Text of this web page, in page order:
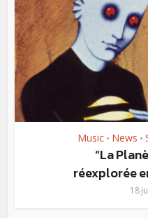
Music • News •
“La
réexplorée
18